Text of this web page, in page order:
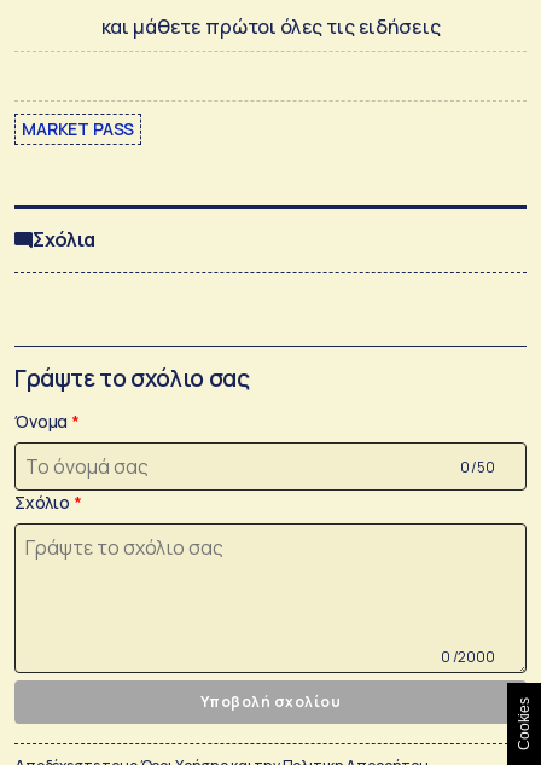
και μάθετε πρώτοι όλες τις ειδήσεις
MARKET PASS
Σχόλια
Γράψτε το σχόλιο σας
Όνομα
0 /50
Σχόλιο
0 /2000
Υποβολή σχολίου Cookies